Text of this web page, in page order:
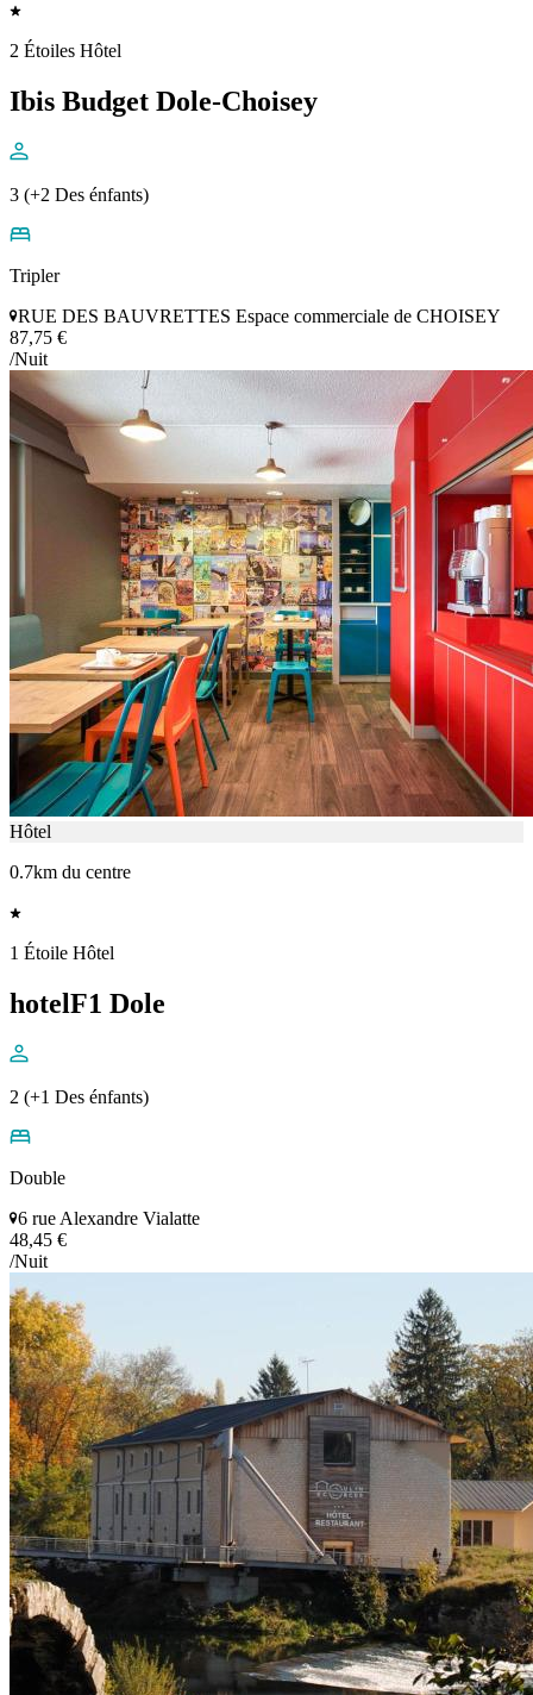
2 Étoiles Hôtel
Ibis Budget Dole-Choisey
3 (+2 Des énfants)
Tripler
RUE DES BAUVRETTES Espace commerciale de CHOISEY
87,75 €
/Nuit
Hôtel
0.7km du centre
1 Étoile Hôtel
hotelF1 Dole
2 (+1 Des énfants)
Double
6 rue Alexandre Vialatte
48,45 €
/Nuit